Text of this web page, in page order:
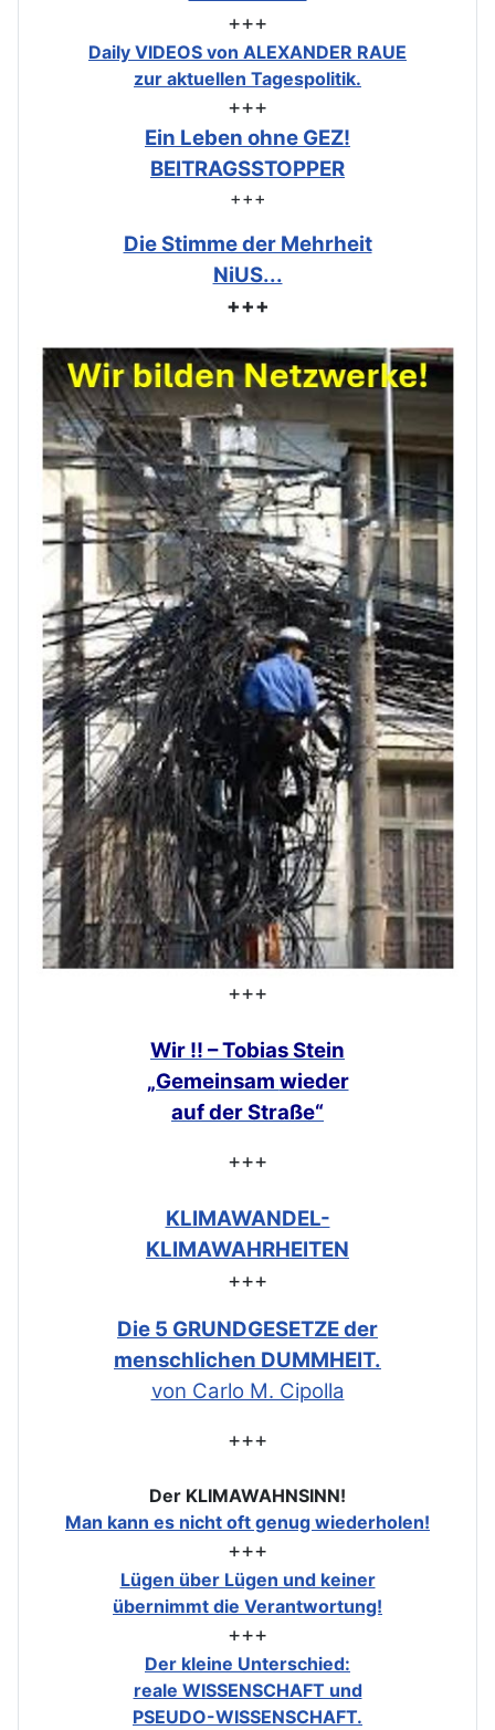
+++
Daily VIDEOS von ALEXANDER RAUE
zur aktuellen Tagespolitik.
+++
Ein Leben ohne GEZ!
BEITRAGSSTOPPER
+++
Die Stimme der Mehrheit
NiUS...
+++
+++
Wir !! – Tobias Stein
„Gemeinsam wieder
auf der Straße“
+++
KLIMAWANDEL-
KLIMAWAHRHEITEN
+++
Die 5 GRUNDGESETZE der
menschlichen DUMMHEIT.
von Carlo M. Cipolla
+++
Der KLIMAWAHNSINN!
Man kann es nicht oft genug wiederholen!
+++
Lügen über Lügen und keiner
übernimmt die Verantwortung!
+++
Der kleine Unterschied:
reale WISSENSCHAFT und
PSEUDO-WISSENSCHAFT.